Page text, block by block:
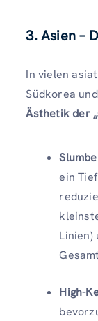
3. Asien –
In vielen
Südkorea
Ästhetik der
ein
Linien)
High-